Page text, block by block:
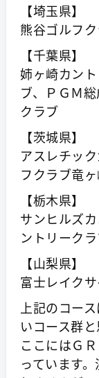
【埼玉県】
熊谷ゴルフ
【千葉県】
姉ヶ崎カン
ブ、ＰＧＭ
クラブ
【茨城県】
アスレチッ
フクラブ竜
【栃木県】
サンヒルズ
ントリーク
【山梨県】
富士レイク
上記のコー
いコース群と
ここにはＧ
っています